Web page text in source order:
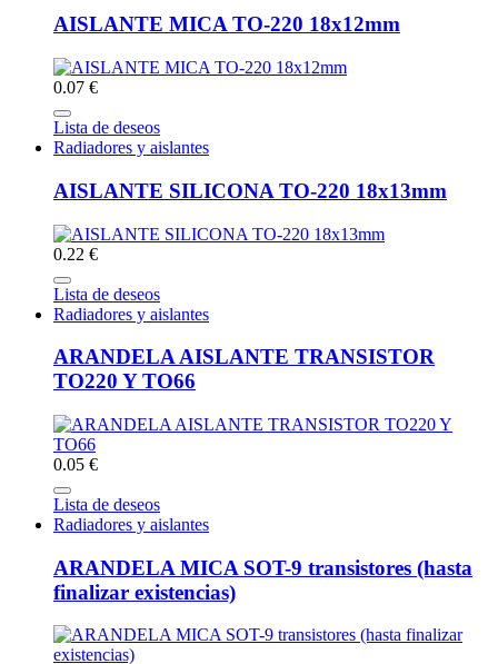
AISLANTE MICA TO-220 18x12mm
0.07 €
Lista de deseos
Radiadores y aislantes
AISLANTE SILICONA TO-220 18x13mm
0.22 €
Lista de deseos
Radiadores y aislantes
ARANDELA AISLANTE TRANSISTOR
TO220 Y TO66
0.05 €
Lista de deseos
Radiadores y aislantes
ARANDELA MICA SOT-9 transistores (hasta
finalizar existencias)